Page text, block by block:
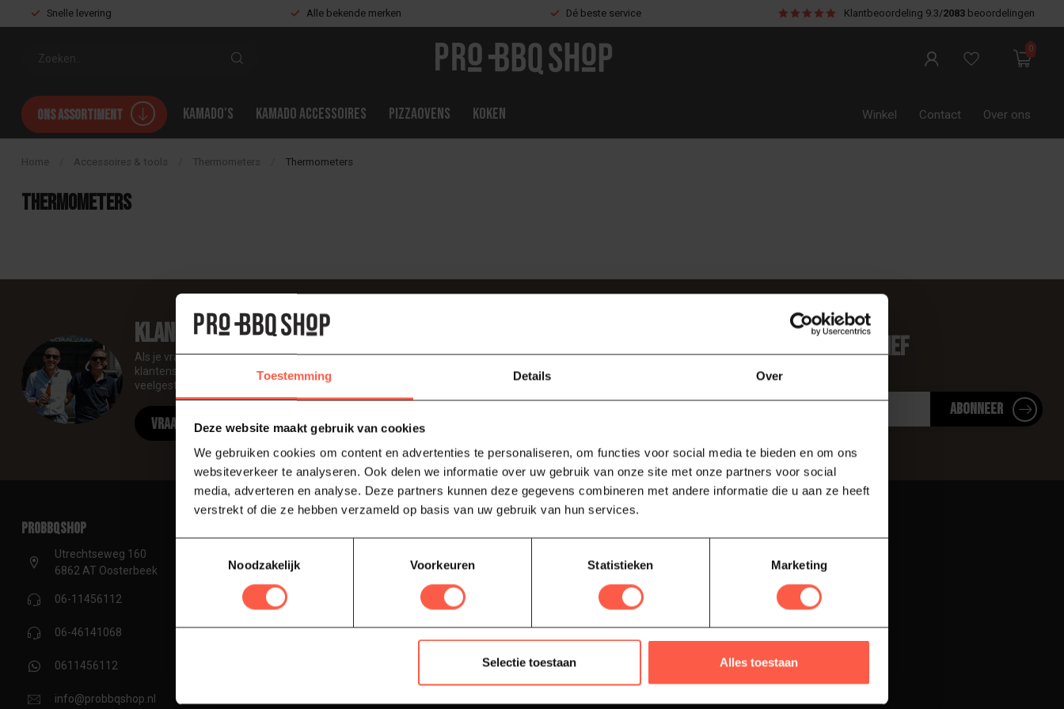
Toestemming Details Over
Deze website maakt gebruik van cookies
We gebruiken cookies om content en advertenties te personaliseren, om functies voor social media te bieden en om ons
websiteverkeer te analyseren. Ook delen we informatie over uw gebruik van onze site met onze partners voor social
media, adverteren en analyse. Deze partners kunnen deze gegevens combineren met andere informatie die u aan ze heeft
verstrekt of die ze hebben verzameld op basis van uw gebruik van hun services.
Noodzakelijk
Voorkeuren Statistieken Marketing
Selectie toestaan Alles toestaan
Snelle levering Alle bekende merken Dé beste service Klantbeoordeling 9.3/2083 beoordelingen
0
Ons assortiment Kamado's Kamado accessoires Pizzaovens Koken Winkel Contact Over ons
Home Accessoires & tools Thermometers Thermometers
Thermometers
Klantenservice
Als je vragen hebt over onze producten of je aankoop, bezoek dan zeker onze
klantenservicepagina. Hier vindt u onze bedrijfsgegevens, antwoorden op
veelgestelde vragen en verschillende manieren om met ons in contact te komen.
Vraag onze experts
Abonneer je op onze nieuwsbrief
Blijf op de hoogte over onze laatste acties
Abonneer
proBBQshop
Utrechtseweg 160
6862 AT Oosterbeek
06-11456112
06-46141068
0611456112
info@probbqshop.nl
Kamado accessoires
BBQ's & accessoires
Klantbeoordelingen
Onze winkel
Contact